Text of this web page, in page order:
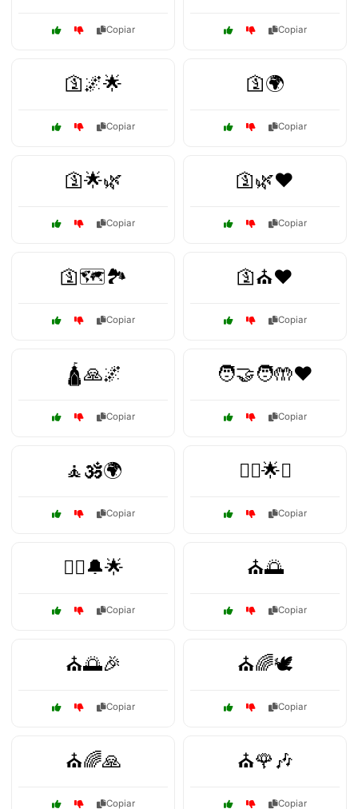
Copiar Copiar
🛐🌌🌟
Copiar
🛐🌍
Copiar
🛐🌟🌿
Copiar
🛐🌿❤️
Copiar
🛐🗺️🏞️
Copiar
🛐⛪❤️
Copiar
🛕🙏🌌
Copiar
🧑‍🤝‍🧑🤲❤️
Copiar
🧘🕉️🌍
Copiar
🧘‍♀️🌟✨
Copiar
🧙‍♀️🔔🌟
Copiar
⛪🌅
Copiar
⛪🌅🎉
Copiar
⛪🌈🕊️
Copiar
⛪🌈🙏
Copiar
⛪🌹🎶
Copiar